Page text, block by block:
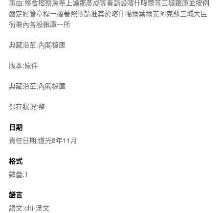
事由:移會稽察房奉上諭那彥成等奏請設喀什噶爾等三城銀庫並按例
嚴定經管章程一摺著照所請准其於喀什噶爾葉爾羌阿克蘇三城大臣
衙署內各設銀庫一所
典藏沿革:內閣檔庫
版本:原件
典藏沿革:內閣檔庫
保存狀況:整
日期
責任日期:道光8年11月
格式
數量:1
語言
語文:chi-漢文